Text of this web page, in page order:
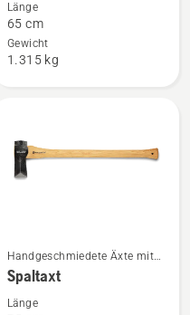
Waldaxt
anzeigen
Länge
65 cm
Gewicht
1.315 kg
Mehr
Details
Handgeschmiedete Äxte mit
Holzgriff
Spaltaxt
Länge